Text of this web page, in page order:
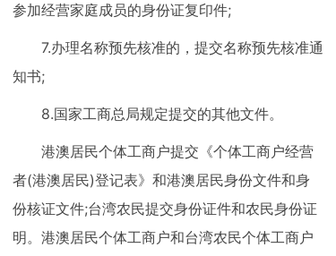
参加经营家庭成员的身份证复印件;
7.办理名称预先核准的，提交名称预先核准通
知书;
8.国家工商总局规定提交的其他文件。
港澳居民个体工商户提交《个体工商户经营
者(港澳居民)登记表》和港澳居民身份文件和身
份核证文件;台湾农民提交身份证件和农民身份证
明。港澳居民个体工商户和台湾农民个体工商户